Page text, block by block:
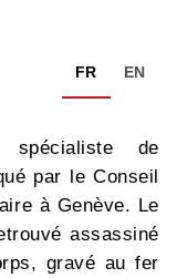
FR EN
spécialiste de
par le Conseil
à Genève. Le
assassiné
gravé au fer